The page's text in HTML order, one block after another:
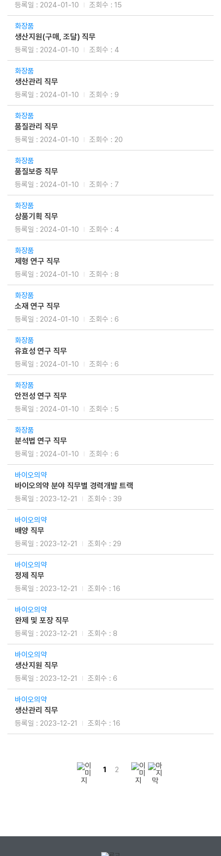
2024-01-10 15
화장품
생산지원(구매, 조달) 직무
2024-01-10 4
화장품
생산관리 직무
2024-01-10 9
화장품
품질관리 직무
2024-01-10 20
화장품
품질보증 직무
2024-01-10 7
화장품
상품기획 직무
2024-01-10 4
화장품
제형 연구 직무
2024-01-10 8
화장품
소재 연구 직무
2024-01-10 6
화장품
유효성 연구 직무
2024-01-10 6
화장품
안전성 연구 직무
2024-01-10 5
화장품
분석법 연구 직무
2024-01-10 6
바이오의약
바이오의약 분야 직무별 경력개발 트랙
2023-12-21 39
바이오의약
배양 직무
2023-12-21 29
바이오의약
정제 직무
2023-12-21 16
바이오의약
완제 및 포장 직무
2023-12-21 8
바이오의약
생산지원 직무
2023-12-21 6
바이오의약
생산관리 직무
2023-12-21 16
1 2